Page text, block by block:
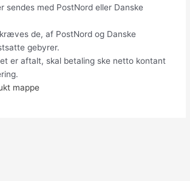
sendes med PostNord eller Danske
de, af PostNord og Danske
gebyrer.
er aftalt, skal betaling ske netto kontant
mappe